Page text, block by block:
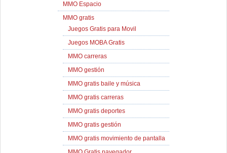
MMO Espacio
MMO gratis
Juegos Gratis para Movil
Juegos MOBA Gratis
MMO carreras
MMO gestión
MMO gratis baile y música
MMO gratis carreras
MMO gratis deportes
MMO gratis gestión
MMO gratis movimiento de pantalla